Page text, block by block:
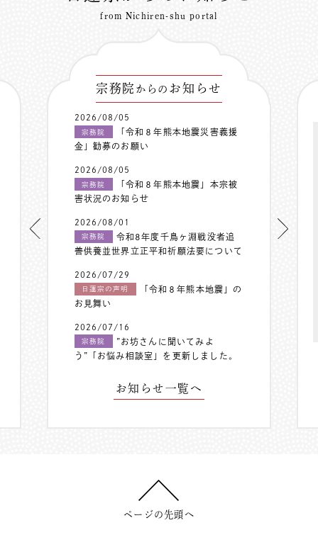
from Nichiren-shu portal
宗務院 からの お知らせ
2026/08/05
宗務院
「令和８年熊本地震災害義援
金」勧募のお願い
2026/08/05
宗務院
「令和８年熊本地震」本宗被
害状況のお知らせ
2026/08/01
宗務院
令和8年度千鳥ヶ淵戦没者追
善供養並世界立正平和祈願法要について
2026/07/29
日蓮宗の声明
「令和８年熊本地震」の
お見舞い
2026/07/16
宗務院
”お坊さんに聞いてみよ
う”「お悩み相談室」を更新しました。
お知らせ一覧へ
ページの先頭へ